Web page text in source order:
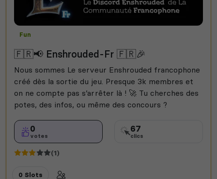
Fun
🇫🇷📢 Enshrouded-Fr 🇫🇷🎉
Nous sommes Le serveur Enshrouded francophone
créé dès la sortie du jeu. Presque 3k membres et
on ne compte pas s’arrêter là ! 🚀 Tu cherches des
potes, des infos, ou même des concours ?
0
votes
67
clics
(1)
0 Slots